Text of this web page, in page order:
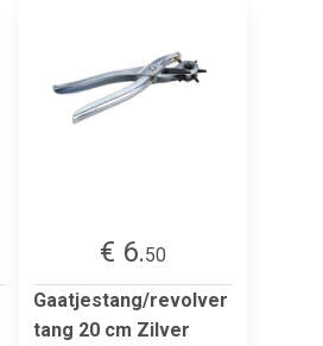
€ 6.50
Gaatjestang/revolver
tang 20 cm Zilver